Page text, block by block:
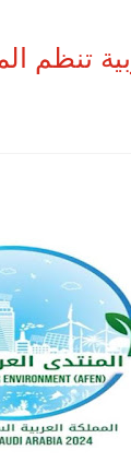
تنظم